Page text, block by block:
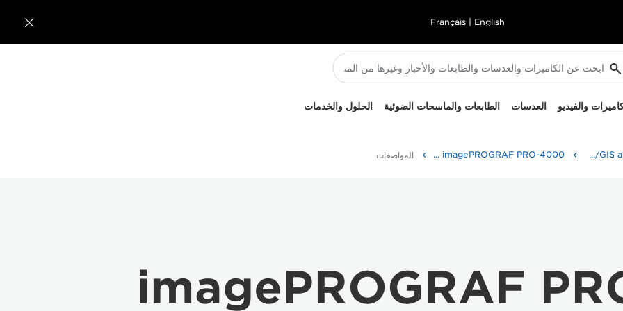
English
Français

والفيديو العدسات الطابعات والماسحات الضوئية الحلول والخدمات
High-Quality Large Format Printers for CAD/GIS and Stunning Graphics imagePROGRAF PRO-4000 - الطابعات وأجهزة الفاكس الخاصة بالأعمال المواصفات
imagePROGRAF